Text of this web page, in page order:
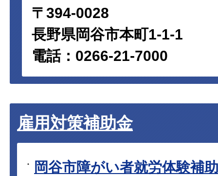
〒394-0028
長野県岡谷市本町1-1-1
電話：0266-21-7000
雇用対策補助金
岡谷市障がい者就労体験補